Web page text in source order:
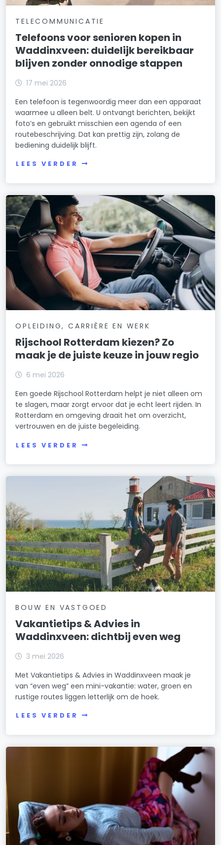
TELECOMMUNICATIE
Telefoons voor senioren kopen in
Waddinxveen: duidelijk bereikbaar
blijven zonder onnodige stappen
17 mei 2026
Een telefoon is tegenwoordig meer dan een apparaat
waarmee u alleen belt. U ontvangt berichten, bekijkt
foto’s en gebruikt misschien een agenda of een
routebeschrijving. Dat kan prettig zijn, zolang de
bediening duidelijk blijft.
LEES VERDER
OPLEIDING, CARRIÈRE EN WERK
Rijschool Rotterdam kiezen? Zo
maak je de juiste keuze in jouw regio
6 mei 2026
Een goede Rijschool Rotterdam helpt je niet alleen om
te slagen, maar zorgt ervoor dat je echt leert rijden. In
Rotterdam en omgeving draait het om overzicht,
vertrouwen en de juiste begeleiding.
LEES VERDER
BOUW EN VASTGOED
Vakantietips & Advies in
Waddinxveen: dichtbij even weg
3 mei 2026
Met Vakantietips & Advies in Waddinxveen maak je
van “even weg” een mini-vakantie: water, groen en
rustige routes liggen letterlijk om de hoek.
LEES VERDER